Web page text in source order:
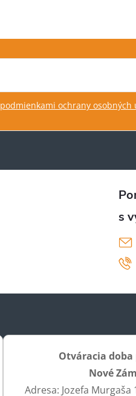
podmienkami ochrany osobných
Otváracia
Nové
Adresa: Jozefa Murgaša